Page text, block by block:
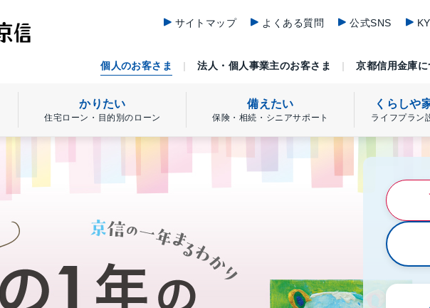
サイトマップ よくある質問 公式SNS
個人のお客さま 法人・個人事業主のお客さま 京都信用金庫
かりたい
住宅ローン・目的別のローン
備えたい
保険・相続・シニアサポート
くらしや
ライフプラン